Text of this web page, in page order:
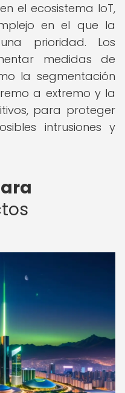
el ecosistema IoT,
en el que la
prioridad. Los
medidas de
la segmentación
a extremo y la
para proteger
intrusiones y